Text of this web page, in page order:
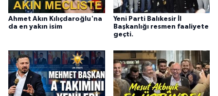
Ahmet Akın Kılıçdaroğlu'na
da en yakın isim
Yeni Parti Balıkesir İl
Başkanlığı resmen faaliyete
geçti.